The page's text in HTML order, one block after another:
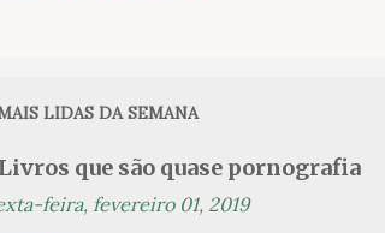
t
LIDAS DA SEMANA
que são quase pornografia
feira, fevereiro 01, 2019